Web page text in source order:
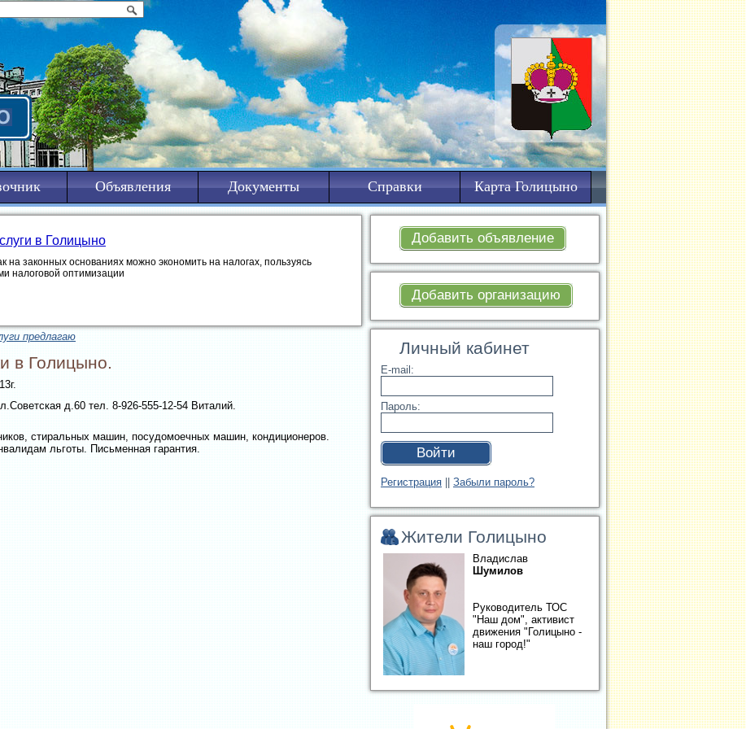
Объявления Документы Справки Карта Голицыно
Добавить объявление
Добавить организацию
Личный кабинет
E-mail:
Пароль:
Войти
Регистрация Забыли пароль?
Жители Голицыно
Владислав
Шумилов
Руководитель ТОС
"Наш дом", активист
движения "Голицыно -
наш город!"
в Голицыно
на законных основаниях можно экономить на налогах, пользуясь
налоговой оптимизации
предлагаю
в Голицыно.
д.60 тел. 8-926-555-12-54 Виталий.
стиральных машин, посудомоечных машин, кондиционеров.
льготы. Письменная гарантия.